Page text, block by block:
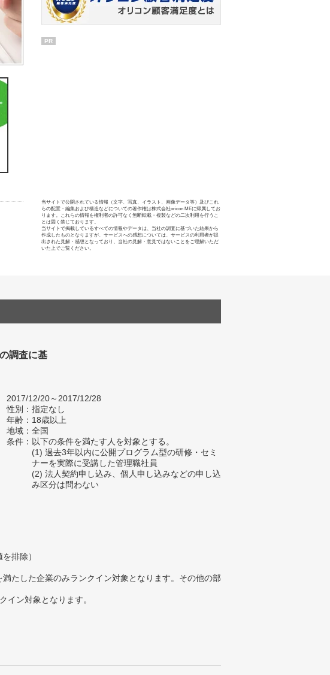
PR
当サイトで公開されている情報（文字、写真、イラスト、画像データ等）及びこれ
らの配置・編集および構造などについての著作権は株式会社oricon MEに帰属してお
ります。これらの情報を権利者の許可なく無断転載・複製などの二次利用を行うこ
とは固く禁じております。
当サイトで掲載しているすべての情報やデータは、当社の調査に基づいた結果から
作成したものとなりますが、サービスへの感想については、サービスの利用者が提
出された見解・感想となっており、当社の見解・意見ではないことをご理解いただ
いた上でご覧ください。
調査に基
2017/12/20～2017/12/28
性別：指定なし
年齢：18歳以上
地域：全国
条件：以下の条件を満たす人を対象とする。
(1) 過去3年以内に公開プログラム型の研修・セミ
ナーを実際に受講した管理職社員
(2) 法人契約申し込み、個人申し込みなどの申し込
み区分は問わない
排除）
たした企業のみランクイン対象となります。その他の部
ン対象となります。